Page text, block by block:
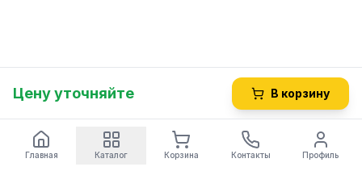
Цену уточняйте В корзину
Главная Каталог Корзина Контакты Профиль